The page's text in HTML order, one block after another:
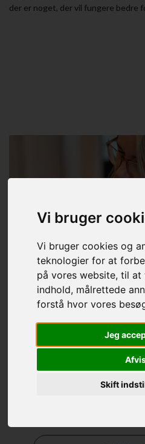
Vi bruger
Vi bruger cookies og
teknologier for at
på vores website, til at
indhold, målrettede
forstå hvor vores
Jeg
Skift
der er noget, der vil fungere bedre
Behandlinger og
Få et overblik over mine